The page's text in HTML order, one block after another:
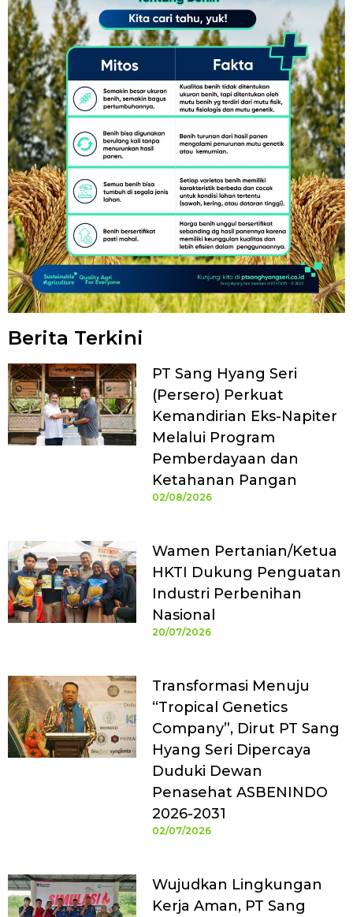
Berita Terkini
PT Sang Hyang Seri
(Persero) Perkuat
Kemandirian Eks-Napiter
Melalui Program
Pemberdayaan dan
Ketahanan Pangan
02/08/2026
Wamen Pertanian/Ketua
HKTI Dukung Penguatan
Industri Perbenihan
Nasional
20/07/2026
Transformasi Menuju
“Tropical Genetics
Company”, Dirut PT Sang
Hyang Seri Dipercaya
Duduki Dewan
Penasehat ASBENINDO
2026-2031
02/07/2026
Wujudkan Lingkungan
Kerja Aman, PT Sang